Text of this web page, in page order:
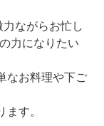
ながらお忙し
力になりたい
なお料理や下ご
す。